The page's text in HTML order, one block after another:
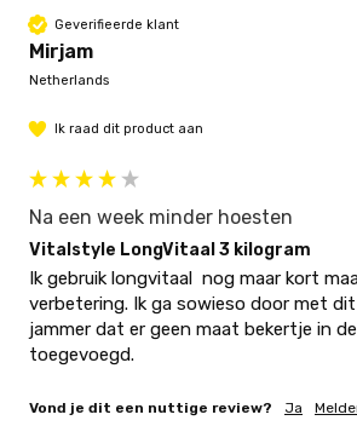
Geverifieerde klant
Mirjam
Netherlands
Ik raad dit product aan
Na een week minder hoesten
Vitalstyle LongVitaal 3 kilogram
Ik gebruik longvitaal  nog maar kort
verbetering. Ik ga sowieso door met dit
jammer dat er geen maat bekertje in
toegevoegd.
Vond je dit een nuttige review? Ja